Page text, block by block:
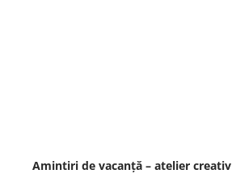
Amintiri de vacanță – atelier creativ